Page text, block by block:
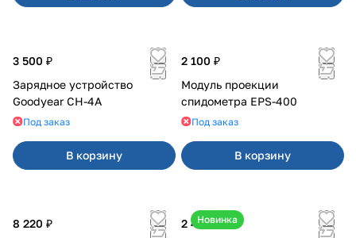
3 500 ₽
Зарядное устройство
Goodyear CH-4A
Под заказ
В корзину
2 100 ₽
Модуль проекции
спидометра EPS-400
Под заказ
В корзину
8 220 ₽
Новинка
2 450 ₽